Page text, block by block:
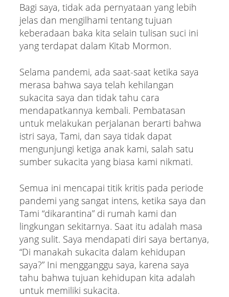
Bagi saya, tidak ada pernyataan yang lebih
jelas dan mengilhami tentang tujuan
keberadaan baka kita selain tulisan suci ini
yang terdapat dalam Kitab Mormon.
Selama pandemi, ada saat-saat ketika saya
merasa bahwa saya telah kehilangan
sukacita saya dan tidak tahu cara
mendapatkannya kembali. Pembatasan
untuk melakukan perjalanan berarti bahwa
istri saya, Tami, dan saya tidak dapat
mengunjungi ketiga anak kami, salah satu
sumber sukacita yang biasa kami nikmati.
Semua ini mencapai titik kritis pada periode
pandemi yang sangat intens, ketika saya dan
Tami “dikarantina” di rumah kami dan
lingkungan sekitarnya. Saat itu adalah masa
yang sulit. Saya mendapati diri saya bertanya,
“Di manakah sukacita dalam kehidupan
saya?” Ini mengganggu saya, karena saya
tahu bahwa tujuan kehidupan kita adalah
untuk memiliki sukacita.